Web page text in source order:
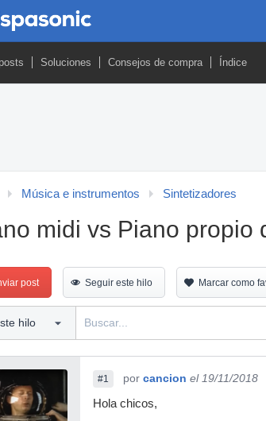
Soluciones Consejos de compra Índice
Música e instrumentos Sintetizadores
midi vs Piano propio
post Seguir este hilo Marcar como
#1 por cancion el 19/11/2018
Hola chicos,